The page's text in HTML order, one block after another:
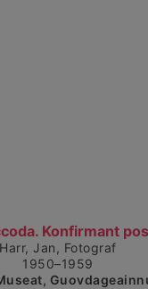
Čájet
Harr, Jan, Fotograf
1950–1959